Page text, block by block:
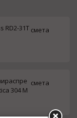
RD2-31T смета
304 M
смета